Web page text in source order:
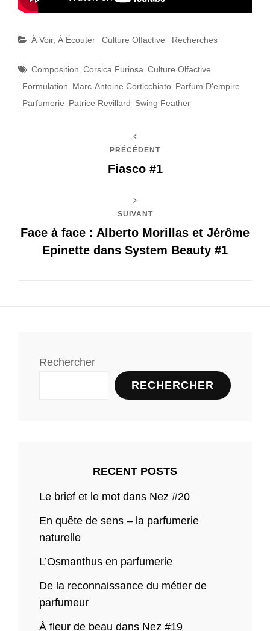
Catégories
À Voir, À Écouter Culture Olfactive Recherches
Étiquettes
Composition Corsica Furiosa Culture Olfactive
Formulation Marc-Antoine Corticchiato Parfum D'empire
Parfumerie Patrice Revillard Swing Feather
PRÉCÉDENT
Fiasco #1
SUIVANT
Face à face : Alberto Morillas et Jérôme
Epinette dans System Beauty #1
Rechercher
RECHERCHER
RECENT POSTS
Le brief et le mot dans Nez #20
En quête de sens – la parfumerie
naturelle
L’Osmanthus en parfumerie
De la reconnaissance du métier de
parfumeur
À fleur de beau dans Nez #19